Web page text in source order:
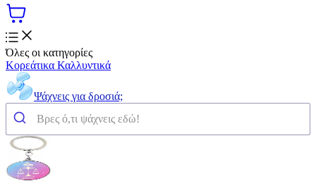
Όλες οι κατηγορίες
Κορεάτικα Καλλυντικά
Ψάχνεις για δροσιά;